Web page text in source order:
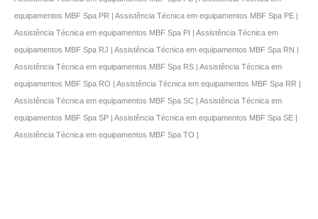
equipamentos MBF Spa PR | Assistência Técnica em equipamentos MBF Spa PE |
Assistência Técnica em equipamentos MBF Spa PI | Assistência Técnica em
equipamentos MBF Spa RJ | Assistência Técnica em equipamentos MBF Spa RN |
Assistência Técnica em equipamentos MBF Spa RS | Assistência Técnica em
equipamentos MBF Spa RO | Assistência Técnica em equipamentos MBF Spa RR |
Assistência Técnica em equipamentos MBF Spa SC | Assistência Técnica em
equipamentos MBF Spa SP | Assistência Técnica em equipamentos MBF Spa SE |
Assistência Técnica em equipamentos MBF Spa TO |